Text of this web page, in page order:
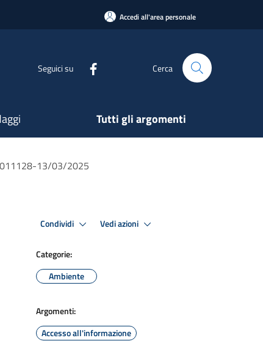
Accedi all'area personale
Seguici su Cerca
Tutti gli argomenti
13/03/2025
Condividi Vedi azioni
Categorie:
Ambiente
Argomenti:
Accesso all'informazione